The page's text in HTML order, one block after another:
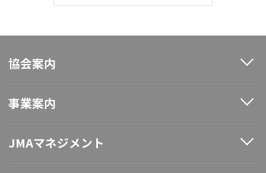
協会案内
事業案内
JMAマネジメント